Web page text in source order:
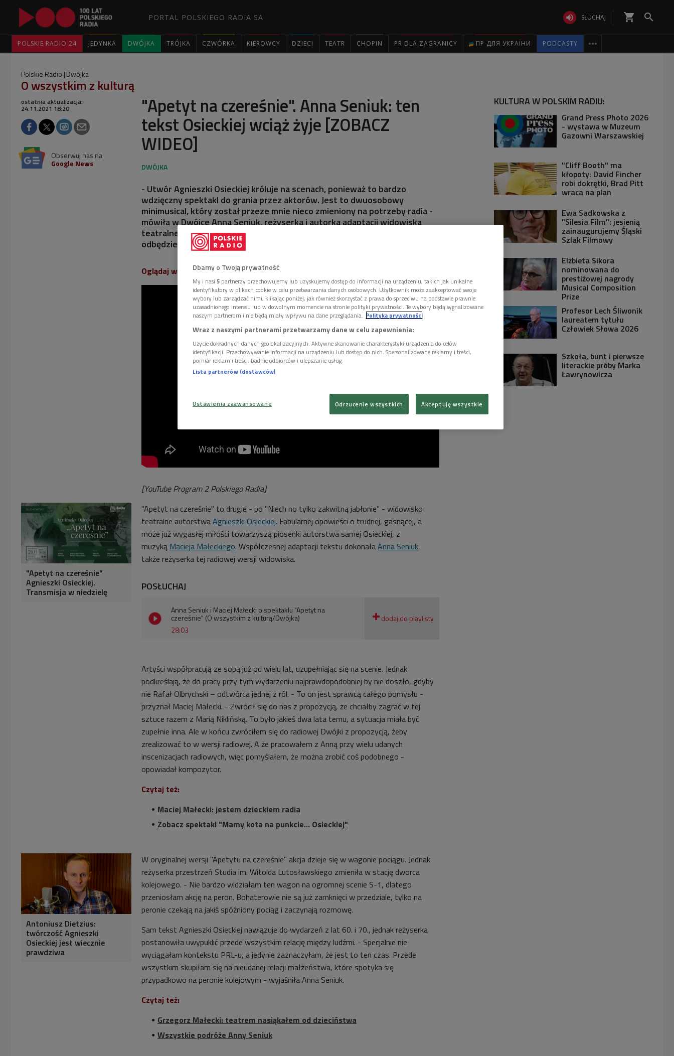
PORTAL POLSKIEGO RADIA SA  SŁUCHAJ shopping_cart 
POLSKIE RADIO 24 JEDYNKA DWÓJKA TRÓJKA CZWÓRKA KIEROWCY DZIECI TEATR CHOPIN PR DLA ZAGRANICY ПР ДЛЯ УКРАЇНИ PODCASTY 
Polskie Radio Dwójka
O wszystkim z kulturą
"Apetyt na czereśnie". Anna Seniuk: ten
tekst Osieckiej wciąż żyje [ZOBACZ
WIDEO]
ostatnia aktualizacja:
24.11.2021 18:20
Obserwuj nas na
Google News
- Utwór Agnieszki Osieckiej króluje na scenach, ponieważ to bardzo
wdzięczny spektakl do grania przez aktorów. Jest to dwuosobowy
minimusical, który został przeze mnie nieco zmieniony na potrzeby radia -
mówiła w Dwójce Anna Seniuk, reżyserka i autorka adaptacji widowiska
teatralnego Agnieszki Osieckiej "Apetyt na czereśnie", którego premiera
odbędzie się w najbliższą niedzielę (28.11) w Dwójce.
Oglądaj wideo:
[YouTube Program 2 Polskiego Radia]
"Apetyt na czereśnie"
Agnieszki Osieckiej.
Transmisja w niedzielę
"Apetyt na czereśnie" to drugie - po "Niech no tylko zakwitną jabłonie" - widowisko
teatralne autorstwaAgnieszki Osieckiej. Fabularnej opowieści o trudnej, gasnącej, a
może już wygasłej miłości towarzyszą piosenki autorstwa samej Osieckiej, z
muzyką Macieja Małeckiego. Współczesnej adaptacji tekstu dokonałaAnna Seniuk,
także reżyserka tej radiowej wersji widowiska.
POSŁUCHAJ
28:03
Anna Seniuk i Maciej Małecki o spektaklu "Apetyt na
czereśnie" (O wszystkim z kulturą/Dwójka)
Artyści współpracują ze sobą już od wielu lat, uzupełniając się na scenie. Jednak
podkreślają, że do pracy przy tym wydarzeniu najprawdopodobniej by nie doszło, gdyby
nie Rafał Olbrychski – odtwórca jednej z ról. - To on jest sprawcą całego pomysłu -
przyznał Maciej Małecki. - Zwrócił się do nas z propozycją, że chciałby zagrać w tej
sztuce razem z Marią Niklińską. To było jakieś dwa lata temu, a sytuacja miała być
zupełnie inna. Ale w końcu zwróciłem się do radiowej Dwójki z propozycją, żeby
zrealizować to w wersji radiowej. A że pracowałem z Anną przy wielu udanych
inscenizacjach radiowych, więc pomyślałem, że można zrobić coś podobnego -
opowiadał kompozytor.
Czytaj też:
Maciej Małecki: jestem dzieckiem radia
Zobacz spektakl "Mamy kota na punkcie... Osieckiej"
Antoniusz Dietzius:
twórczość Agnieszki
Osieckiej jest wiecznie
prawdziwa
W oryginalnej wersji "Apetytu na czereśnie" akcja dzieje się w wagonie pociągu. Jednak
reżyserka przestrzeń Studia im. Witolda Lutosławskiego zmieniła w stację dworca
kolejowego. - Nie bardzo widziałam ten wagon na ogromnej scenie S-1, dlatego
przeniosłam akcję na peron. Bohaterowie nie są już zamknięci w przedziale, tylko na
peronie czekają na jakiś spóźniony pociąg i zaczynają rozmowę.
Sam tekst Agnieszki Osieckiej nawiązuje do wydarzeń z lat 60. i 70., jednak reżyserka
postanowiła uwypuklić przede wszystkim relację między ludźmi. - Specjalnie nie
wyciągałam kontekstu PRL-u, a jedynie zaznaczyłam, że jest to ten czas. Przede
wszystkim skupiłam się na nieudanej relacji małżeństwa, które spotyka się
przypadkowo na peronie kolejowym - wyjaśniła Anna Seniuk.
Czytaj też:
Grzegorz Małecki: teatrem nasiąkałem od dzieciństwa
Wszystkie podróże Anny Seniuk
KULTURA W POLSKIM RADIU:
Grand Press Photo 2026
- wystawa w Muzeum
Gazowni Warszawskiej
"Cliff Booth" ma
kłopoty: David Fincher
robi dokrętki, Brad Pitt
wraca na plan
Ewa Sadkowska z
"Silesia Film": jesienią
zainaugurujemy Śląski
Szlak Filmowy
Elżbieta Sikora
nominowana do
prestiżowej nagrody
Musical Composition
Prize
Profesor Lech Śliwonik
laureatem tytułu
Człowiek Słowa 2026
Szkoła, bunt i pierwsze
literackie próby Marka
Ławrynowicza
Dbamy o Twoją prywatność
My i nasi 5 partnerzy przechowujemy lub uzyskujemy dostęp do informacji na urządzeniu, takich jak unikalne
identyfikatory w plikach cookie w celu przetwarzania danych osobowych. Użytkownik może zaakceptować swoje
wybory lub zarządzać nimi, klikając poniżej, jak również skorzystać z prawa do sprzeciwu na podstawie prawnie
uzasadnionego interesu lub w dowolnym momencie na stronie polityki prywatności. Te wybory będą sygnalizowane
naszym partnerom i nie będą miały wpływu na dane przeglądania. Polityka prywatności
Wraz z naszymi partnerami przetwarzamy dane w celu zapewnienia:
Użycie dokładnych danych geolokalizacyjnych. Aktywne skanowanie charakterystyki urządzenia do celów
identyfikacji. Przechowywanie informacji na urządzeniu lub dostęp do nich. Spersonalizowane reklamy i treści,
pomiar reklam i treści, badnie odbiorców i ulepszanie usług.
Lista partnerów (dostawców)
Ustawienia zaawansowane Odrzucenie wszystkich Akceptuję wszystkie